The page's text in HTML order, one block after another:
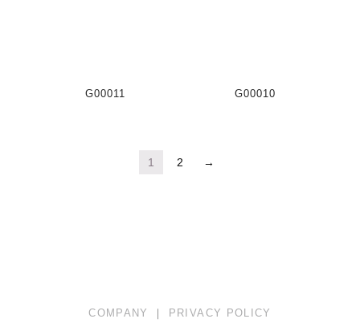
G00011 G00010
1 2 →
COMPANY ｜ PRIVACY POLICY